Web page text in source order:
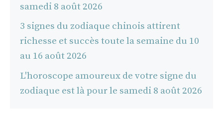
samedi 8 août 2026
3 signes du zodiaque chinois attirent
richesse et succès toute la semaine du 10
au 16 août 2026
L'horoscope amoureux de votre signe du
zodiaque est là pour le samedi 8 août 2026